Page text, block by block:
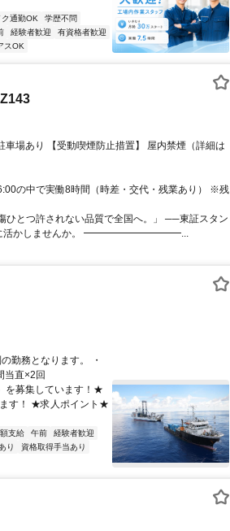
ク通勤OK
学歴不問
経験者歓迎
有資格者歓迎
スOK
の中で実働8時間（時差・交代・残業あり） ※残
とつ許されない品質で全国へ。」 ──東証スタン
ルに活かしませんか。 ━━━━━━━━━━...
勤務となります。 ・
当直×2回
を募集しています！★
ます！ ★求人ポイント★
支給 午前
経験者歓迎
り
資格取得手当あり